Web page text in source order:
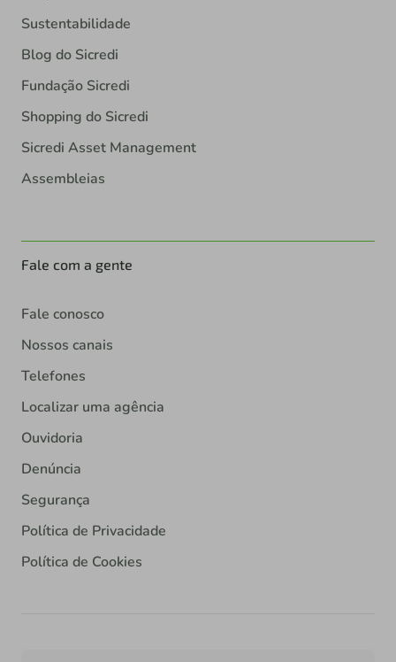
Sustentabilidade
Blog do Sicredi
Fundação Sicredi
Shopping do Sicredi
Sicredi Asset Management
Assembleias
Fale com a gente
Fale conosco
Nossos canais
Telefones
Localizar uma agência
Ouvidoria
Denúncia
Segurança
Política de Privacidade
Política de Cookies